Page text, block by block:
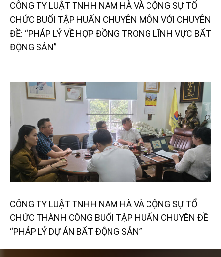
CÔNG TY LUẬT TNHH NAM HÀ VÀ CỘNG SỰ TỔ
CHỨC BUỔI TẬP HUẤN CHUYÊN MÔN VỚI CHUYÊN
ĐỀ: “PHÁP LÝ VỀ HỢP ĐỒNG TRONG LĨNH VỰC BẤT
ĐỘNG SẢN”
CÔNG TY LUẬT TNHH NAM HÀ VÀ CỘNG SỰ TỔ
CHỨC THÀNH CÔNG BUỔI TẬP HUẤN CHUYÊN ĐỀ
“PHÁP LÝ DỰ ÁN BẤT ĐỘNG SẢN”